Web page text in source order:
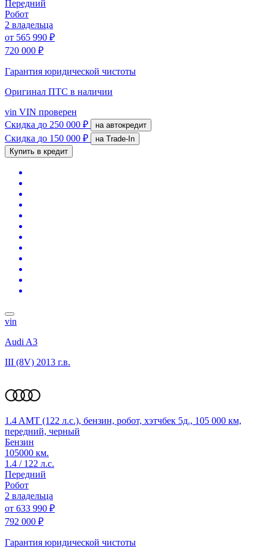
Передний
Робот
2 владельца
от 565 990 ₽
720 000 ₽
Гарантия юридической чистоты
Оригинал ПТС в наличии
vin VIN проверен
Скидка до 250 000 ₽ на автокредит
Скидка до 150 000 ₽
на Trade-In
Купить в кредит
vin
Audi A3
III (8V) 2013 г.в.
1.4 AMT (122 л.с.), бензин, робот, хэтчбек 5д., 105 000 км,
передний, черный
Бензин
105000 км.
1.4 / 122 л.с.
Передний
Робот
2 владельца
от 633 990 ₽
792 000 ₽
Гарантия юридической чистоты